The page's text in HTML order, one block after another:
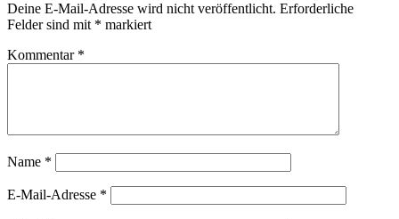
Deine E-Mail-Adresse wird nicht veröffentlicht. Erforderliche
Felder sind mit * markiert
Kommentar *
Name *
E-Mail-Adresse *